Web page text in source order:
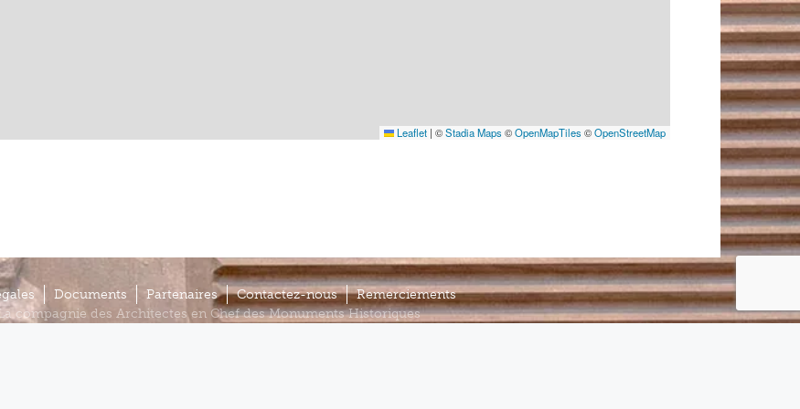
Leaflet | ©Stadia Maps ©OpenMapTiles ©OpenStreetMap
Documents Partenaires Contactez-nous
Remerciements
compagnie des Architectes en Chef des Monuments Historiques